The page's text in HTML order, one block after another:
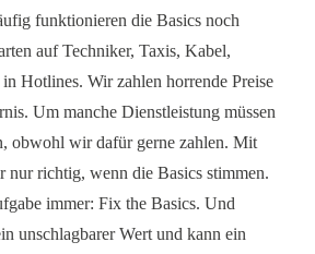
funktionieren die Basics noch
auf Techniker, Taxis, Kabel,
Hotlines. Wir zahlen horrende Preise
Um manche Dienstleistung müssen
obwohl wir dafür gerne zahlen. Mit
nur richtig, wenn die Basics stimmen.
immer: Fix the Basics. Und
unschlagbarer Wert und kann ein